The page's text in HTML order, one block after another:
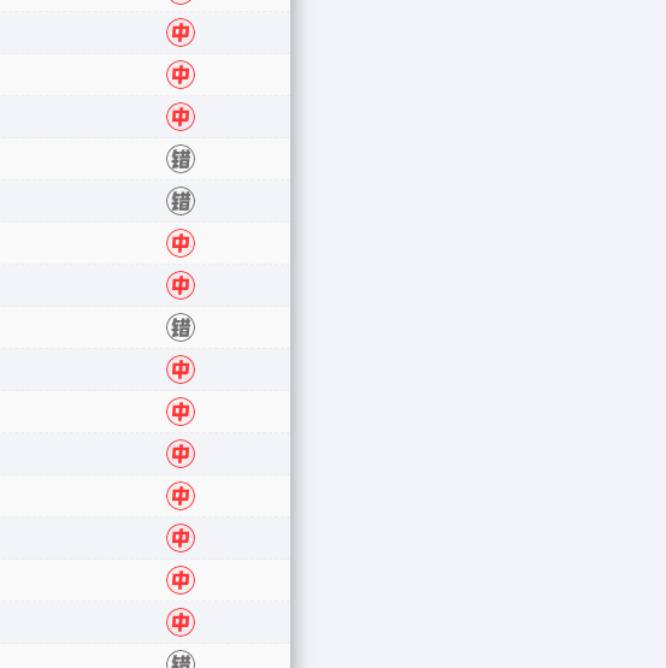
中
中
中
错
错
中
中
错
中
中
中
中
中
中
中
错